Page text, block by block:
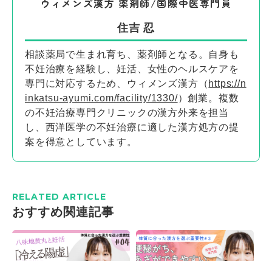
ウィメンズ漢方 薬剤師/国際中医専門員
住吉 忍
相談薬局で生まれ育ち、薬剤師となる。自身も
不妊治療を経験し、妊活、女性のヘルスケアを
専門に対応するため、ウィメンズ漢方（ https://n
inkatsu-ayumi.com/facility/1330/）創業。複数
の不妊治療専門クリニックの漢方外来を担当
し、西洋医学の不妊治療に適した漢方処方の提
案を得意としています。
RELATED ARTICLE
おすすめ関連記事